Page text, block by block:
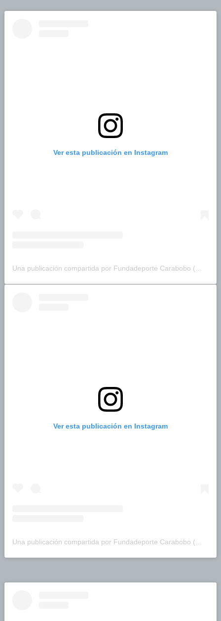
Ver esta publicación en Instagram
Ver esta publicación en Instagram
Una publicación compartida por Fundadeporte Carabobo (@fundadeporte)